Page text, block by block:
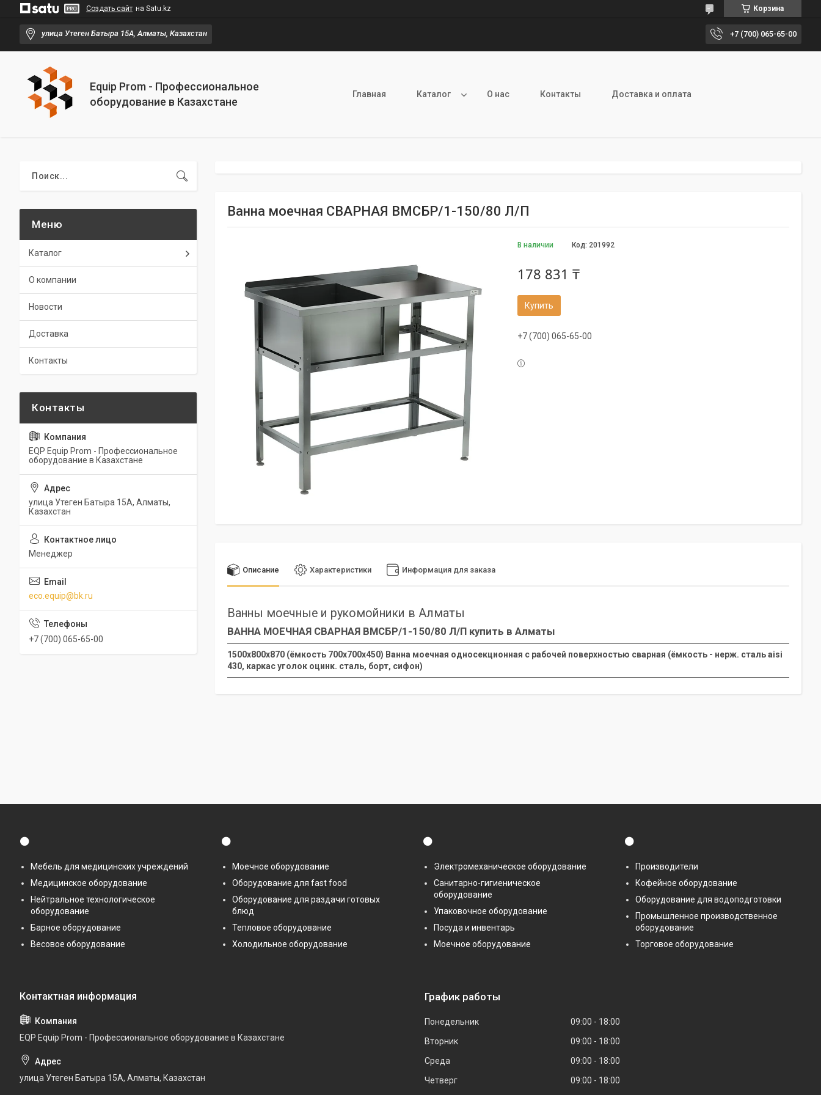
Создать сайт на Satu.kz Корзина
улица Утеген Батыра 15А, Алматы, Казахстан +7 (700) 065-65-00
Equip Prom - Профессиональное
оборудование в Казахстане
Главная Каталог О нас Контакты Доставка и оплата
Ванна моечная СВАРНАЯ ВМСБР/1-150/80 Л/П
В наличии Код: 201992
178 831 ₸
Купить
+7 (700) 065-65-00
Описание Характеристики Информация для заказа
Ванны моечные и рукомойники в Алматы
ВАННА МОЕЧНАЯ СВАРНАЯ ВМСБР/1-150/80 Л/П купить в Алматы
1500х800х870 (ёмкость 700х700х450) Ванна моечная односекционная с рабочей поверхностью сварная (ёмкость - нерж. сталь aisi
430, каркас уголок оцинк. сталь, борт, сифон)
Каталог
О компании
Новости
Доставка
Контакты
EQP Equip Prom - Профессиональное
оборудование в Казахстане
улица Утеген Батыра 15А, Алматы,
Казахстан
Менеджер
eco.equip@bk.ru
+7 (700) 065-65-00
⚫
Мебель для медицинских учреждений
Медицинское оборудование
Нейтральное технологическое
оборудование
Барное оборудование
Весовое оборудование
⚫
Моечное оборудование
Оборудование для fast food
Оборудование для раздачи готовых
блюд
Тепловое оборудование
Холодильное оборудование
⚫
Электромеханическое оборудование
Санитарно-гигиеническое
оборудование
Упаковочное оборудование
Посуда и инвентарь
Моечное оборудование
⚫
Производители
Кофейное оборудование
Оборудование для водоподготовки
Промышленное производственное
оборудование
Торговое оборудование
EQP Equip Prom - Профессиональное оборудование в Казахстане
улица Утеген Батыра 15А, Алматы, Казахстан
График работы
Понедельник 09:00
18:00
Вторник
09:00
18:00
Среда
09:00
18:00
Четверг
09:00
18:00